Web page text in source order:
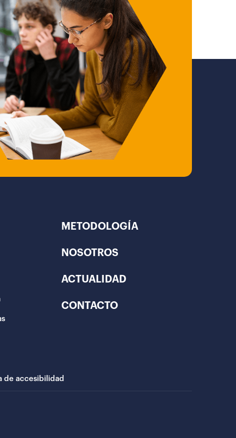
METODOLOGÍA
NOSOTROS
ACTUALIDAD
CONTACTO
de accesibilidad